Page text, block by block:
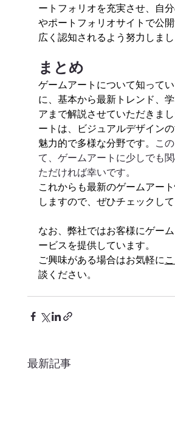
ートフォリオを充実させ、自
やポートフォリオサイトで公開
広く認知されるよう努力しまし
まとめ
ゲームアートについて知って
に、基本から最新トレンド、
アまで解説させていただきま
ートは、ビジュアルデザイン
魅力的で多様な分野です。
こ
て、ゲームアートに少しでも
ただければ幸いです。
これからも最新のゲームアー
しますので、ぜひチェックし
なお、弊社ではお客様にゲー
ービスを提供しています。
ご興味がある場合はお気軽に
談ください。
最新記事